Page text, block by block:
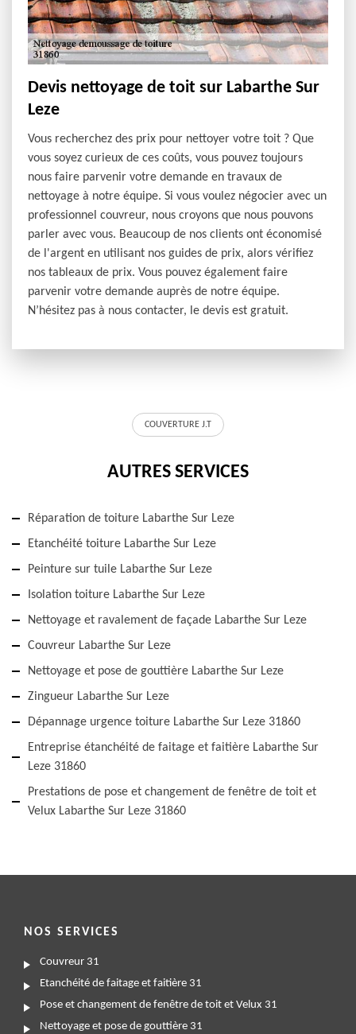
Devis nettoyage de toit sur Labarthe Sur
Leze
Vous recherchez des prix pour nettoyer votre toit ? Que
vous soyez curieux de ces coûts, vous pouvez toujours
nous faire parvenir votre demande en travaux de
nettoyage à notre équipe. Si vous voulez négocier avec un
professionnel couvreur, nous croyons que nous pouvons
parler avec vous. Beaucoup de nos clients ont économisé
de l'argent en utilisant nos guides de prix, alors vérifiez
nos tableaux de prix. Vous pouvez également faire
parvenir votre demande auprès de notre équipe.
N’hésitez pas à nous contacter, le devis est gratuit.
COUVERTURE J.T
AUTRES SERVICES
Réparation de toiture Labarthe Sur Leze
Etanchéité toiture Labarthe Sur Leze
Peinture sur tuile Labarthe Sur Leze
Isolation toiture Labarthe Sur Leze
Nettoyage et ravalement de façade Labarthe Sur Leze
Couvreur Labarthe Sur Leze
Nettoyage et pose de gouttière Labarthe Sur Leze
Zingueur Labarthe Sur Leze
Dépannage urgence toiture Labarthe Sur Leze 31860
Entreprise étanchéité de faitage et faitière Labarthe Sur
Leze 31860
Prestations de pose et changement de fenêtre de toit et
Velux Labarthe Sur Leze 31860
NOS SERVICES
Couvreur 31
Etanchéité de faitage et faitière 31
Pose et changement de fenêtre de toit et Velux 31
Nettoyage et pose de gouttière 31